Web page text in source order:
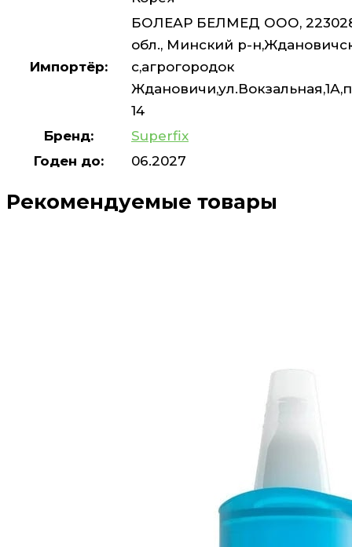
Импортёр:
БОЛЕАР БЕЛМЕД ООО,
обл., Минский р-
с,агрогородок
14
Бренд:
Superfix
Годен до:
06.2027
Рекомендуемые товары